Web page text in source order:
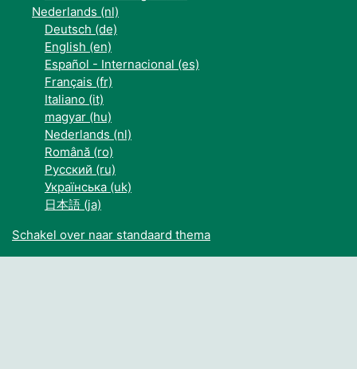
Nederlands ‎(nl)‎
Deutsch ‎(de)‎
English ‎(en)‎
Español - Internacional ‎(es)‎
Français ‎(fr)‎
Italiano ‎(it)‎
magyar ‎(hu)‎
Nederlands ‎(nl)‎
Română ‎(ro)‎
Русский ‎(ru)‎
Українська ‎(uk)‎
日本語 ‎(ja)‎
Schakel over naar standaard thema